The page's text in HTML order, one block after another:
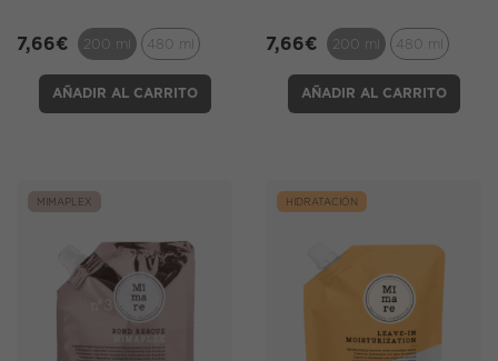
7,66€ 200 ml 480 ml
AÑADIR AL CARRITO
7,66€ 200 ml 480 ml
AÑADIR AL CARRITO
MIMAPLEX HIDRATACIÓN